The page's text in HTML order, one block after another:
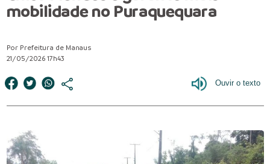
mobilidade no Puraquequara
Por Prefeitura de Manaus
21/05/2026 17h43